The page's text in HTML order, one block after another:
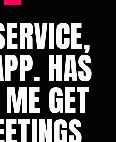
HAS
GET